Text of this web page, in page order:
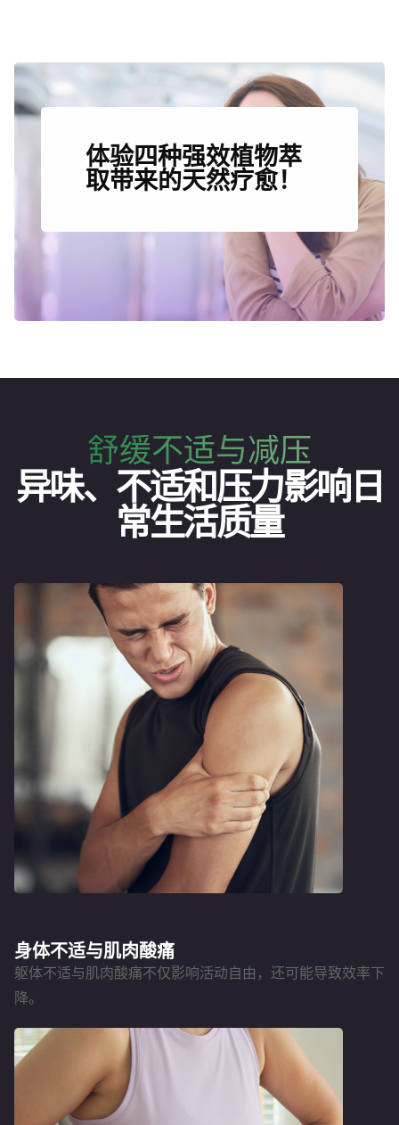
体验四种强效植物萃
取带来的天然疗愈！
舒缓不适与减压
异味、不适和压力影响日
常生活质量
身体不适与肌肉酸痛
躯体不适与肌肉酸痛不仅影响活动自由，还可能导致效率下
降。